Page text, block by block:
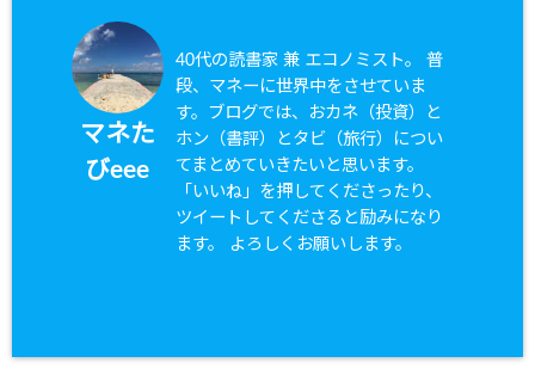
マネた
びeee
40代の読書家 兼 エコノミスト。 普
段、マネーに世界中をさせていま
す。ブログでは、おカネ（投資）と
ホン（書評）とタビ（旅行）につい
てまとめていきたいと思います。
「いいね」を押してくださったり、
ツイートしてくださると励みになり
ます。 よろしくお願いします。